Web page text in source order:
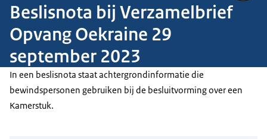
Beslisnota bij Verzamelbrief
Opvang Oekraine 29
september 2023
In een beslisnota staat achtergrondinformatie die
bewindspersonen gebruiken bij de besluitvorming over een
Kamerstuk.